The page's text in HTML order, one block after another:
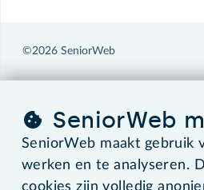
©2026 SeniorWeb
SeniorWeb
SeniorWeb maakt gebruik
werken en te analyseren.
cookies zijn volledig